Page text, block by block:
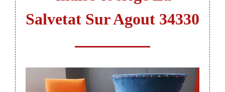
Salvetat Sur Agout 34330